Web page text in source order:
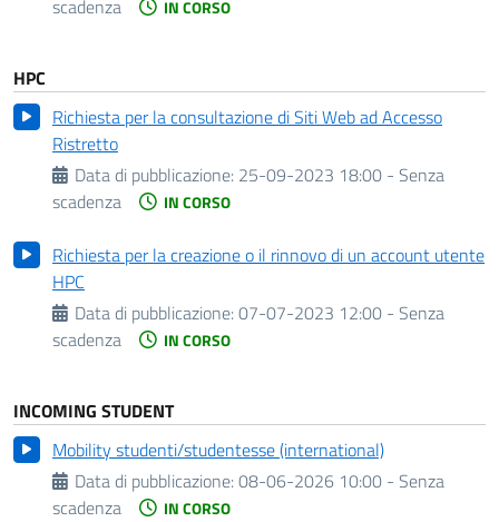
scadenza IN CORSO
HPC
Richiesta per la consultazione di Siti Web ad Accesso
Ristretto
Data di pubblicazione: 25-09-2023 18:00 - Senza
scadenza
IN CORSO
Richiesta per la creazione o il rinnovo di un account utente
HPC
Data di pubblicazione:07-07-2023 12:00 - Senza
scadenza
IN CORSO
INCOMING STUDENT
Mobility studenti/studentesse (international)
Data di pubblicazione:08-06-2026 10:00 - Senza
scadenza
IN CORSO